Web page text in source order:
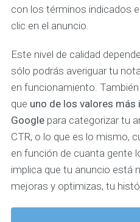
con los términos indicados
clic en el anuncio.
Este nivel de calidad
sólo podrás averiguar tu
en funcionamiento.
que uno de los valores
Googlepara categorizar tu
CTR, o lo que es lo mismo,
en función de cuanta gente
implica que tu anuncio está
mejoras y optimizas, tu